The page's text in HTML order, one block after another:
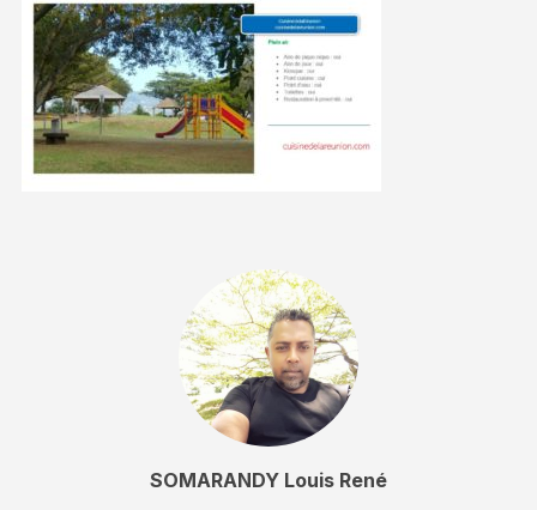
SOMARANDY Louis René